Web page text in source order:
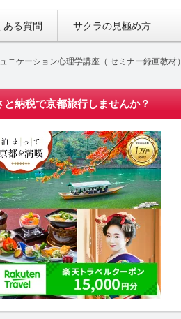
る質問 サクラの見極め方
ケーション心理学講座（ セミナー録画教材）
と納税で京都旅行しませんか？